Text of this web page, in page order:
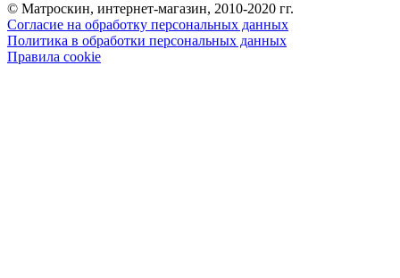
© Матроскин, интернет-магазин, 2010-2020 гг.
Согласие на обработку персональных данных
Политика в обработки персональных данных
Правила cookie